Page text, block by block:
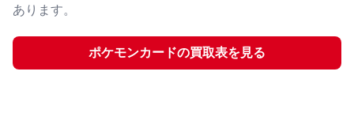
あります。
ポケモンカードの買取表を見る